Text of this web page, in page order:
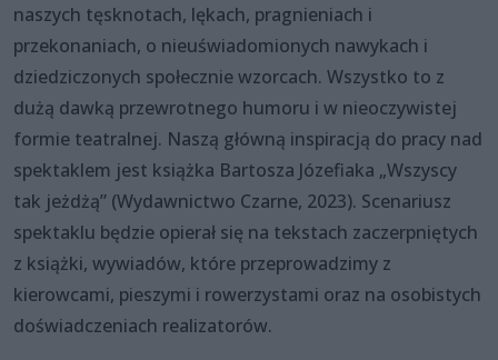
naszych tęsknotach, lękach, pragnieniach i
przekonaniach, o nieuświadomionych nawykach i
dziedziczonych społecznie wzorcach. Wszystko to z
dużą dawką przewrotnego humoru i w nieoczywistej
formie teatralnej. Naszą główną inspiracją do pracy nad
spektaklem jest książka Bartosza Józefiaka „Wszyscy
tak jeżdżą” (Wydawnictwo Czarne, 2023). Scenariusz
spektaklu będzie opierał się na tekstach zaczerpniętych
z książki, wywiadów, które przeprowadzimy z
kierowcami, pieszymi i rowerzystami oraz na osobistych
doświadczeniach realizatorów.